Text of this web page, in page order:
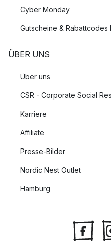
Cyber Monday
Gutscheine &
ÜBER UNS
Über uns
CSR - Corporate Social
Karriere
Affiliate
Presse-Bilder
Nordic Nest Outlet
Hamburg